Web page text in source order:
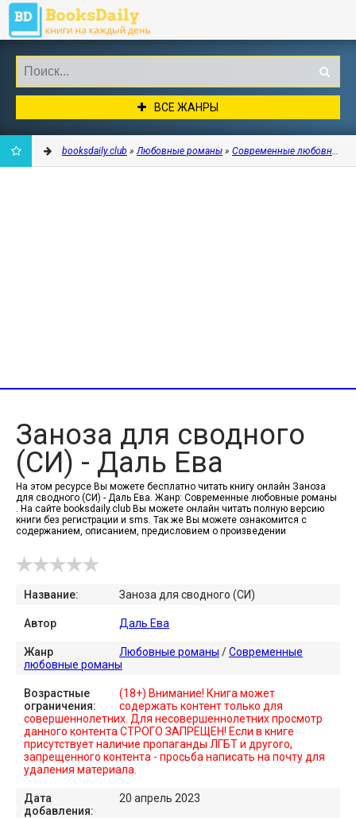
ВСЕ ЖАНРЫ
booksdaily.club »Любовные романы » Современные любовные
Заноза для сводного
(СИ) - Даль Ева
На этом ресурсе Вы можете бесплатно читать книгу онлайн Заноза
для сводного (СИ) - Даль Ева. Жанр: Современные любовные романы
. На сайте booksdaily.club Вы можете онлайн читать полную версию
книги без регистрации и sms. Так же Вы можете ознакомится с
содержанием, описанием, предисловием о произведении
Название: Заноза для сводного (СИ)
Автор Даль Ева
Жанр Любовные романы /Современные
любовные романы
Возрастные
ограничения:
(18+) Внимание! Книга может
содержать контент только для
совершеннолетних. Для несовершеннолетних просмотр
данного контента СТРОГО ЗАПРЕЩЕН! Если в книге
присутствует наличие пропаганды ЛГБТ и другого,
запрещенного контента - просьба написать на почту для
удаления материала.
Дата
добавления:
20 апрель 2023